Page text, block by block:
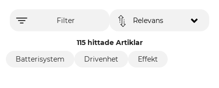
Filter
115 hittade Artiklar
Relevans
Batterisystem Drivenhet Effekt